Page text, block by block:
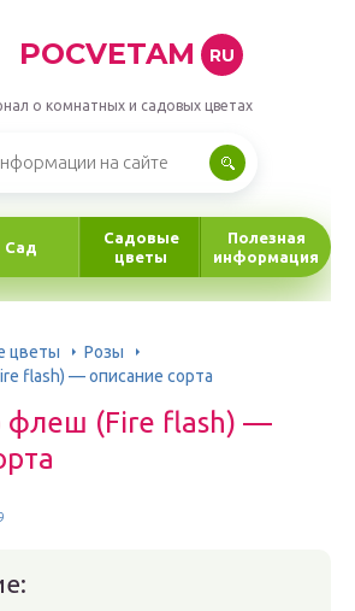
POCVETAM RU
о комнатных и садовых цветах
Сад
Садовые
цветы
Полезная
информация
цветы
Розы
flash) — описание сорта
флеш (Fire flash) —